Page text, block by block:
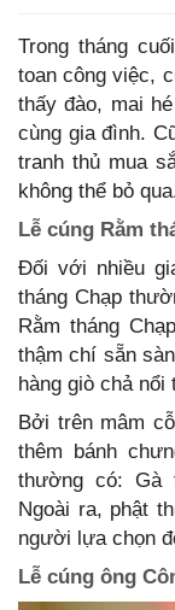
Trong tháng
toan công việc,
thấy đào, mai
cùng gia đình.
tranh thủ mua
không thể bỏ
Lễ cúng Rằm
Đối với nhiều
tháng Chạp
Rằm tháng
thậm chí sẵn
hàng giò chả nổi
Bởi trên mâm
thêm bánh
thường có: Gà
Ngoài ra, phật
người lựa chọn
Lễ cúng ông